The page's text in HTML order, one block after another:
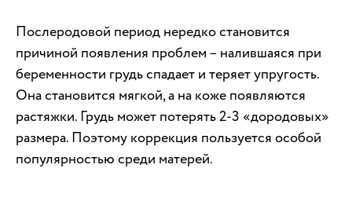
Послеродовой период нередко становится
причиной появления проблем – налившаяся при
беременности грудь спадает и теряет упругость.
Она становится мягкой, а на коже появляются
растяжки. Грудь может потерять 2-3 «дородовых»
размера. Поэтому коррекция пользуется особой
популярностью среди матерей.